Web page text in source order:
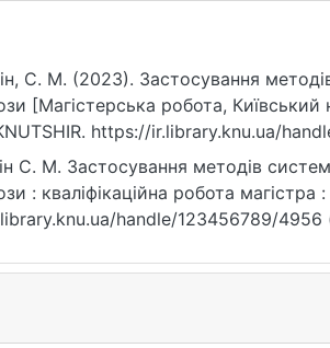
С. М. (2023). Застосування
[Магістерська робота, Київський
https://ir.library.knu.ua/
С. М. Застосування методів
: кваліфікаційна робота магістра
handle/123456789/4956